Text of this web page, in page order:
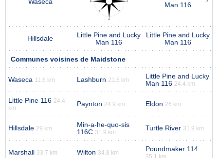
Waseca
Man 116
Hillsdale
Little Pine and Lucky
Man 116
Little Pine and Lucky
Man 116
Communes voisines de Maidstone
Waseca 11.6 km Lashburn 21.6 km
Little Pine and Lucky
Man 116 24.4 km
Little Pine 116 24.4
km
Paynton 24.9 km Eldon 26 km
Hillsdale 29 km
Min-a-he-quo-sis
116C 31.9 km
Turtle River 31.9 km
Marshall 33.7 km Wilton 34.8 km Poundmaker 114
35.1 km